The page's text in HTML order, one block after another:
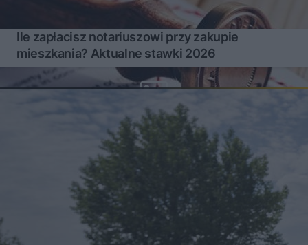
Ile zapłacisz notariuszowi przy zakupie
mieszkania? Aktualne stawki 2026